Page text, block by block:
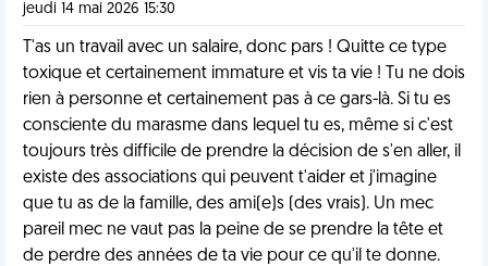
jeudi 14 mai 2026 15:30
T'as un travail avec un salaire, donc pars ! Quitte ce type
toxique et certainement immature et vis ta vie ! Tu ne dois
rien à personne et certainement pas à ce gars-là. Si tu es
consciente du marasme dans lequel tu es, même si c'est
toujours très difficile de prendre la décision de s'en aller, il
existe des associations qui peuvent t'aider et j'imagine
que tu as de la famille, des ami(e)s (des vrais). Un mec
pareil mec ne vaut pas la peine de se prendre la tête et
de perdre des années de ta vie pour ce qu'il te donne.